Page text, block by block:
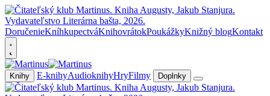
DoručenieKníhkupectváKnihovrátokPoukážkyKnižný blogKontakt
Knihy E-knihyAudioknihyHryFilmy Doplnky